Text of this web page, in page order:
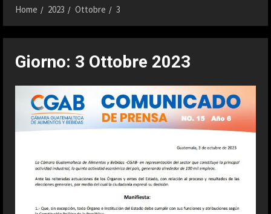
Home 2023 Ottobre 3
Giorno: 3 Ottobre 2023